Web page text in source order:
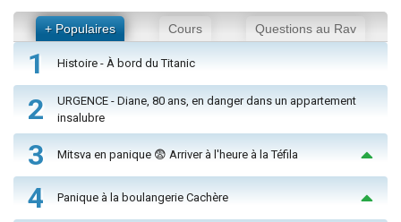
+ Populaires Cours Questions au Rav
1 Histoire - À bord du Titanic
2
URGENCE - Diane, 80 ans, en danger dans un appartement
insalubre
3 Mitsva en panique 😨 Arriver à l'heure à la Téfila
4 Panique à la boulangerie Cachère